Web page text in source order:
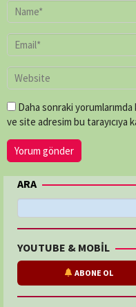
Daha sonraki yorumlarımda
ve site adresim bu tarayıcıya
ARA
YOUTUBE & MOBİL
ABONE OL